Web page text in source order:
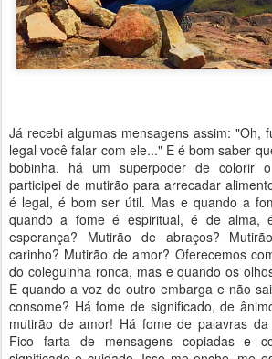
Já recebi algumas mensagens assim: "Oh,
legal você falar com ele..." E é bom saber
bobinha, há um superpoder de colorir
participei de mutirão para arrecadar
é legal, é bom ser útil. Mas e quando a
quando a fome é espiritual, é de alma,
esperança? Mutirão de abraços?
carinho? Mutirão de amor? Oferecemos
do coleguinha ronca, mas e quando os
E quando a voz do outro embarga e não
consome? Há fome de significado, de
mutirão de amor! Há fome de palavras da
Fico farta de mensagens copiadas e